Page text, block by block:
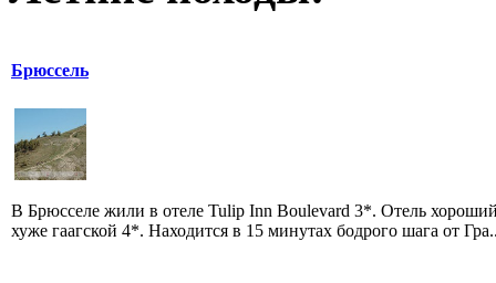
Брюссель
В Брюсселе жили в отеле Tulip Inn Boulevard 3*. Отель
хуже гаагской 4*. Находится в 15 минутах бодрого шага от